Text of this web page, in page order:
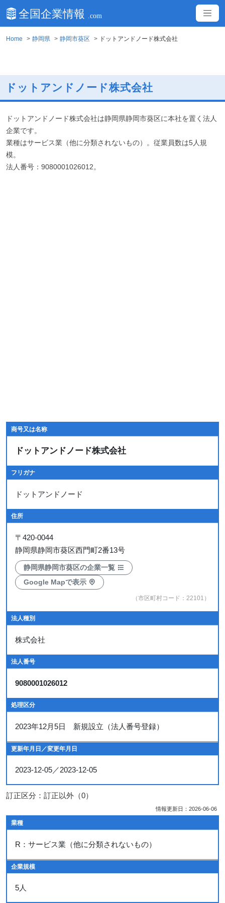
Home 静岡県 静岡市葵区 ドットアンドノード株式会社
ドットアンドノード株式会社
ドットアンドノード株式会社は静岡県静岡市葵区に本社を置く法人
企業です。
業種はサービス業（他に分類されないもの）。従業員数は5人規
模。
法人番号：9080001026012。
商号又は名称
ドットアンドノード株式会社
フリガナ
ドットアンドノード
住所
〒 420-0044
静岡県静岡市葵区西門町2番13号
静岡県静岡市葵区の企業一覧
Google Mapで表示
（市区町村コード：22101）
法人種別
株式会社
法人番号
9080001026012
処理区分
2023年12月5日 新規設立（法人番号登録）
更新年月日／変更年月日
2023-12-05／2023-12-05
訂正区分：訂正以外（0）
情報更新日：2026-06-06
業種
R：サービス業（他に分類されないもの）
企業規模
5人